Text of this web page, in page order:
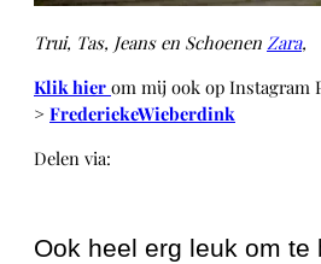
Trui, Tas, Jeans en Schoenen Zara,
Klik hier om mij ook op Instagram
> FrederiekeWieberdink
Delen via:
Ook heel erg leuk om te